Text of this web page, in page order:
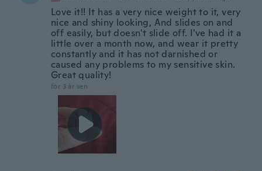
Love it!! It has a very nice weight to it, very
nice and shiny looking, And slides on and
off easily, but doesn't slide off. I've had it a
little over a month now, and wear it pretty
constantly and it has not darnished or
caused any problems to my sensitive skin.
Great quality!
för 3 år sen